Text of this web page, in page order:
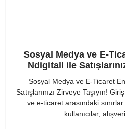
Sosyal Medya ve E-
Ndigitall ile
Sosyal Medya ve E-Ticaret
Satışlarınızı Zirveye Taşıyın!
ve e-ticaret arasındaki
kullanıcılar,